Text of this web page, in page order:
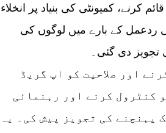
کرنے، کمیونٹی کی بنیاد پر انخلاء
ردعمل کے بارے میں لوگوں کی
تجویز دی گئی۔
اور صلاحیت کو اپ گریڈ
کنٹرول کرنے اور رہنمائی
پہنچنے کی تجویز پیش کی۔ یہ